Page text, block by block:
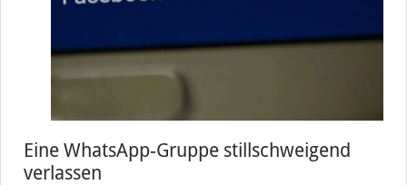
Eine WhatsApp-Gruppe stillschweigend
verlassen